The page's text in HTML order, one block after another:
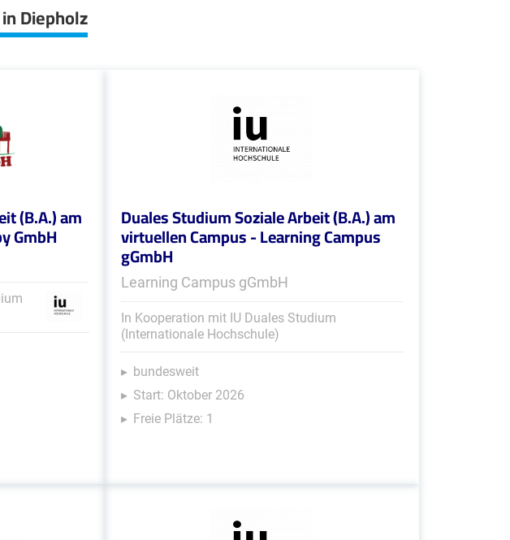
Diepholz
(B.A.) am
GmbH
Duales Studium Soziale Arbeit (B.A.) am
virtuellen Campus - Learning Campus
gGmbH
Learning Campus gGmbH
In Kooperation mit IU Duales Studium
(Internationale Hochschule)
bundesweit
Start: Oktober 2026
Freie Plätze: 1